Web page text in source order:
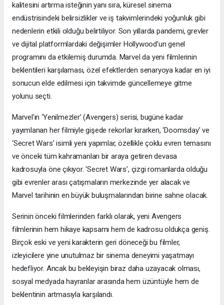
kalitesini artırma isteğinin yanı sıra, küresel sinema
endüstrisindeki belirsizlikler ve iş takvimlerindeki yoğunluk gibi
nedenlerin etkili olduğu belirtiliyor. Son yıllarda pandemi, grevler
ve dijital platformlardaki değişimler Hollywood’un genel
programını da etkilemiş durumda. Marvel da yeni filmlerinin
beklentileri karşılaması, özel efektlerden senaryoya kadar en iyi
sonucun elde edilmesi için takvimde güncellemeye gitme
yolunu seçti.
Marvel'ın ‘Yenilmezler’ (Avengers) serisi, bugüne kadar
yayımlanan her filmiyle gişede rekorlar kırarken, ‘Doomsday’ ve
‘Secret Wars’ isimli yeni yapımlar, özellikle çoklu evren temasını
ve önceki tüm kahramanları bir araya getiren devasa
kadrosuyla öne çıkıyor. ‘Secret Wars’, çizgi romanlarda olduğu
gibi evrenler arası çatışmaların merkezinde yer alacak ve
Marvel tarihinin en büyük buluşmalarından birine sahne olacak.
Serinin önceki filmlerinden farklı olarak, yeni Avengers
filmlerinin hem hikaye kapsamı hem de kadrosu oldukça geniş.
Birçok eski ve yeni karakterin geri döneceği bu filmler,
izleyicilere yine unutulmaz bir sinema deneyimi yaşatmayı
hedefliyor. Ancak bu bekleyişin biraz daha uzayacak olması,
sosyal medyada hayranlar arasında hem üzüntüyle hem de
beklentinin artmasıyla karşılandı.